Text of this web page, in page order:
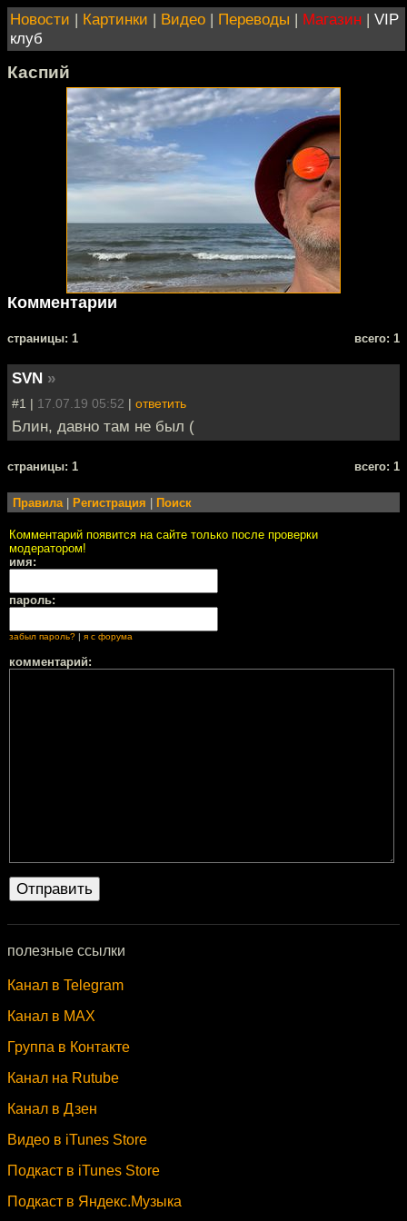
Новости | Картинки | Видео | Переводы | Магазин | VIP
клуб
Каспий
Комментарии
cтраницы: 1 всего: 1
SVN »
#1 | 17.07.19 05:52 | ответить
Блин, давно там не был (
cтраницы: 1 всего: 1
Правила Регистрация Поиск
Комментарий появится на сайте только после проверки
модератором!
имя:
пароль:
забыл пароль? | я с форума
комментарий:
полезные ссылки
Канал в Telegram
Канал в MAX
Группа в Контакте
Канал на Rutube
Канал в Дзен
Видео в iTunes Store
Подкаст в iTunes Store
Подкаст в Яндекс.Музыка